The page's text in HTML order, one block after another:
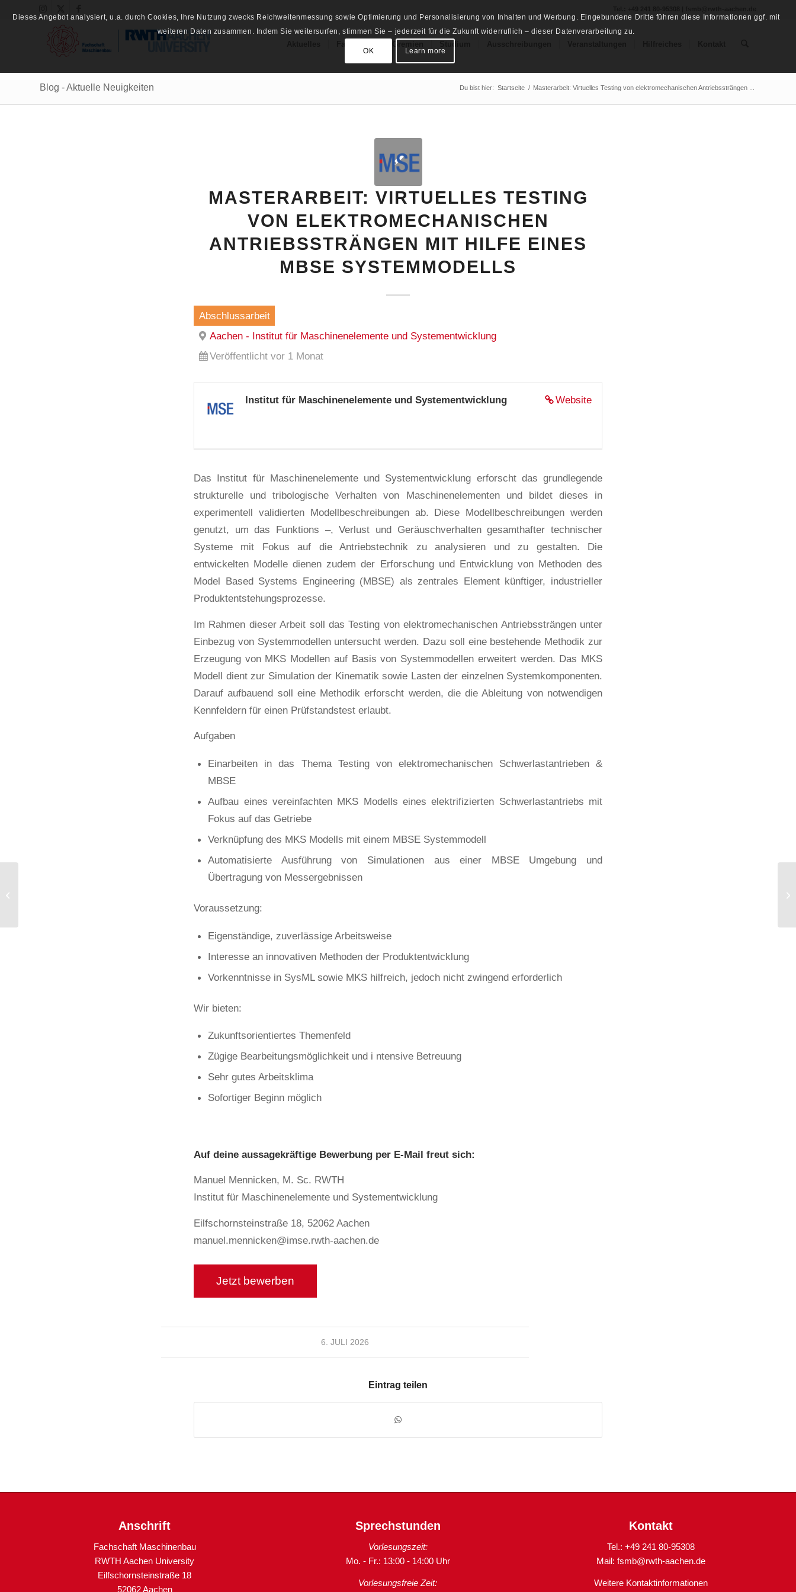
Blog - Aktuelle Neuigkeiten Du bist hier: Startseite / Masterarbeit: Virtuelles Testing von elektromechanischen Antriebssträngen ...
MASTERARBEIT: VIRTUELLES TESTING
VON ELEKTROMECHANISCHEN
ANTRIEBSSTRÄNGEN MIT HILFE EINES
MBSE SYSTEMMODELLS
Abschlussarbeit
Aachen - Institut für Maschinenelemente und Systementwicklung
Veröffentlicht vor 1 Monat
Website
Institut für Maschinenelemente und Systementwicklung
Das Institut für Maschinenelemente und Systementwicklung erforscht das grundlegende
strukturelle und tribologische Verhalten von Maschinenelementen und bildet dieses in
experimentell validierten Modellbeschreibungen ab. Diese Modellbeschreibungen werden
genutzt, um das Funktions –, Verlust und Geräuschverhalten gesamthafter technischer
Systeme mit Fokus auf die Antriebstechnik zu analysieren und zu gestalten. Die
entwickelten Modelle dienen zudem der Erforschung und Entwicklung von Methoden des
Model Based Systems Engineering (MBSE) als zentrales Element künftiger, industrieller
Produktentstehungsprozesse.
Im Rahmen dieser Arbeit soll das Testing von elektromechanischen Antriebssträngen unter
Einbezug von Systemmodellen untersucht werden. Dazu soll eine bestehende Methodik zur
Erzeugung von MKS Modellen auf Basis von Systemmodellen erweitert werden. Das MKS
Modell dient zur Simulation der Kinematik sowie Lasten der einzelnen Systemkomponenten.
Darauf aufbauend soll eine Methodik erforscht werden, die die Ableitung von notwendigen
Kennfeldern für einen Prüfstandstest erlaubt.
Aufgaben
Einarbeiten in das Thema Testing von elektromechanischen Schwerlastantrieben &
MBSE
Aufbau eines vereinfachten MKS Modells eines elektrifizierten Schwerlastantriebs mit
Fokus auf das Getriebe
Verknüpfung des MKS Modells mit einem MBSE Systemmodell
Automatisierte Ausführung von Simulationen aus einer MBSE Umgebung und
Übertragung von Messergebnissen
Voraussetzung:
Eigenständige, zuverlässige Arbeitsweise
Interesse an innovativen Methoden der Produktentwicklung
Vorkenntnisse in SysML sowie MKS hilfreich, jedoch nicht zwingend erforderlich
Wir bieten:
Zukunftsorientiertes Themenfeld
Zügige Bearbeitungsmöglichkeit und i ntensive Betreuung
Sehr gutes Arbeitsklima
Sofortiger Beginn möglich
Auf deine aussagekräftige Bewerbung per E-Mail freut sich:
Manuel Mennicken, M. Sc. RWTH
Institut für Maschinenelemente und Systementwicklung
Eilfschornsteinstraße 18, 52062 Aachen
manuel.mennicken@imse.rwth-aachen.de
6. JULI 2026
Eintrag teilen
Anschrift
Fachschaft Maschinenbau
RWTH Aachen University
Eilfschornsteinstraße 18
52062 Aachen
Sprechstunden
Vorlesungszeit:
Mo. - Fr.: 13:00 - 14:00 Uhr
Vorlesungsfreie Zeit:
Kontakt
Tel.: +49 241 80-95308
Mail:fsmb@rwth-aachen.de
Weitere Kontaktinformationen
Dieses Angebot analysiert, u.a. durch Cookies, Ihre Nutzung zwecks Reichweitenmessung sowie Optimierung und Personalisierung von Inhalten und Werbung. Eingebundene Dritte führen diese Informationen ggf. mit
weiteren Daten zusammen. Indem Sie weitersurfen, stimmen Sie – jederzeit für die Zukunft widerruflich – dieser Datenverarbeitung zu.
OK Learn more